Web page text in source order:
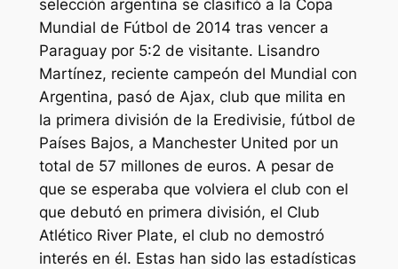
selección argentina se clasificó a la Copa
Mundial de Fútbol de 2014 tras vencer a
Paraguay por 5:2 de visitante. Lisandro
Martínez, reciente campeón del Mundial con
Argentina, pasó de Ajax, club que milita en
la primera división de la Eredivisie, fútbol de
Países Bajos, a Manchester United por un
total de 57 millones de euros. A pesar de
que se esperaba que volviera el club con el
que debutó en primera división, el Club
Atlético River Plate, el club no demostró
interés en él. Estas han sido las estadísticas